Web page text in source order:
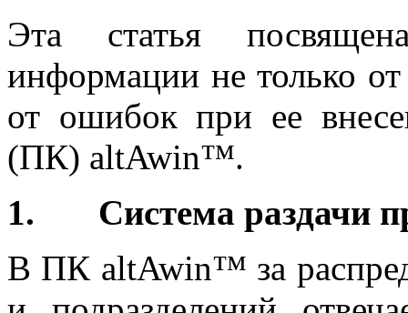
Эта статья
информации не только
от ошибок при ее
(ПК) altAwin™.
1. Система раздачи
В ПК altAwin™ за